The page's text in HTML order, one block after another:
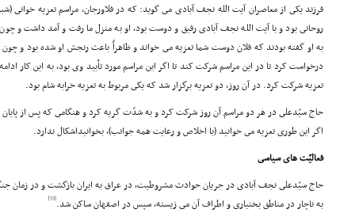
فرزند یکى از معاصران آیت الله نجف آبادى مى گوید: که در فلاورجان، مراسم تعزیه خوانى
روحانى بود و با آیت الله نجف آبادى رفیق و دوست بود، او به منزل ما رفت و آمد داشت و
به او گفته بودند که فلان دوست شما تعزیه مى خواند و ظاهراً باعث رنجش او شده بود و
درخواست کرد تا در این مراسم شرکت کند تا اگر این مراسم مورد تأیید وى بود، به این کار
تعزیه شرکت کرد. در آن روز، دو تعزیه برگزار شد که یکى مربوط به تعزیه خرابه شام بود.
حاج سیّدعلى در هر دو مراسم آن روز شرکت کرد و به شدّت گریه کرد و هنگامى که پس از پایان
اگر این طورى تعزیه مى خوانید (با اخلاص و رعایت همه جوانب)، بخوانیداشکال ندارد.
فعالیّت هاى سیاسى
حاج سیّدعلى نجف آبادى در جریان حوادث مشروطیت، در عراق به ایران بازگشت و در زمان
به ناچار در مناطق بختیارى و اطراف آن مى زیسته، سپس در اصفهان ساکن شد.[53]